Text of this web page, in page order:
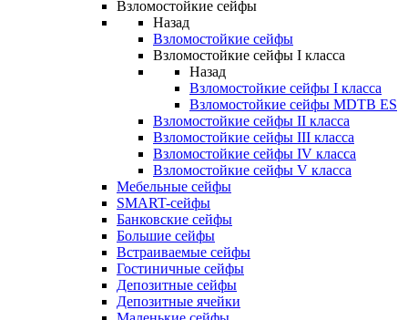
Взломостойкие сейфы
Назад
Взломостойкие сейфы
Взломостойкие сейфы I класса
Назад
Взломостойкие сейфы I класса
Взломостойкие сейфы MDTB ES
Взломостойкие сейфы II класса
Взломостойкие сейфы III класса
Взломостойкие сейфы IV класса
Взломостойкие сейфы V класса
Мебельные сейфы
SMART-сейфы
Банковские сейфы
Большие сейфы
Встраиваемые сейфы
Гостиничные сейфы
Депозитные сейфы
Депозитные ячейки